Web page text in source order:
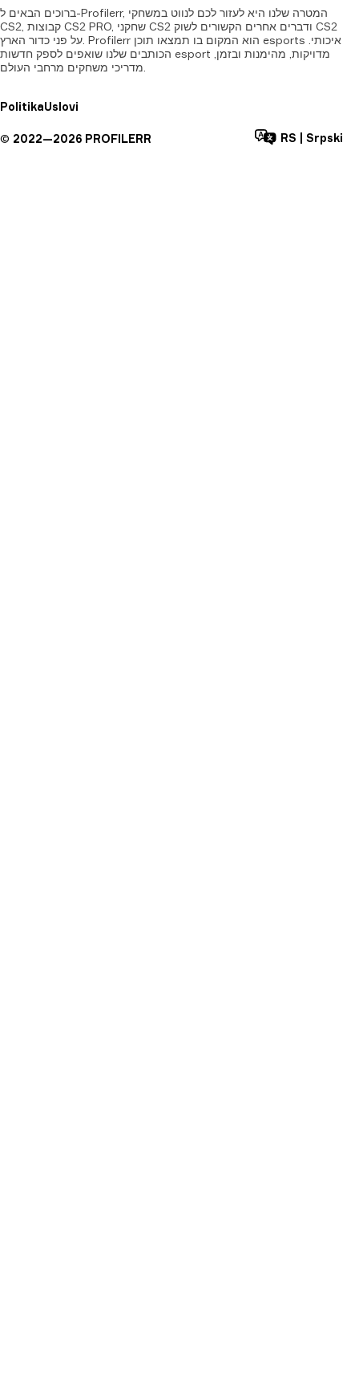
ברוכים הבאים ל-Profilerr, המטרה שלנו היא לעזור לכם לנווט במשחקי
CS2, קבוצות CS2 PRO, שחקני CS2 ודברים אחרים הקשורים לשוק CS2
על פני כדור הארץ. Profilerr הוא המקום בו תמצאו תוכן esports איכותי.
הכותבים שלנו שואפים לספק חדשות esport מדויקות, מהימנות ובזמן,
PolitikaUslovi
© 2022—2026 PROFILERR RS Srpski